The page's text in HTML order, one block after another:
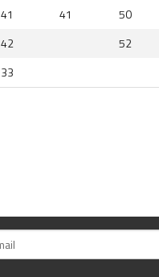
41 41
50
42
52
33